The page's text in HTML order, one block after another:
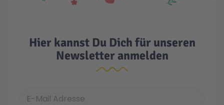
Hier kannst Du Dich für unseren
Newsletter anmelden